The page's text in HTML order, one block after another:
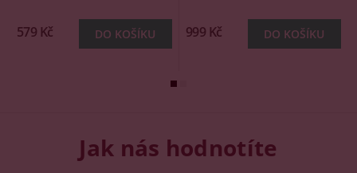
579 Kč 999 Kč
Jak nás hodnotíte